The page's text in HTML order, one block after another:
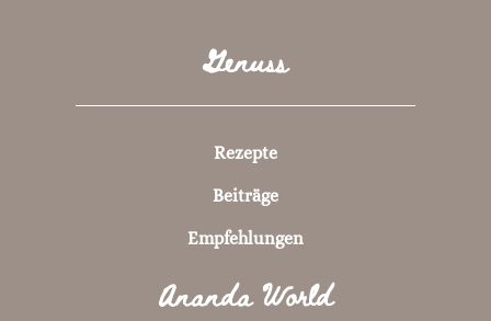
Genuss
Rezepte
Beiträge
Empfehlungen
Ananda World